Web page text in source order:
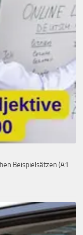
Beispielsätzen (A1–